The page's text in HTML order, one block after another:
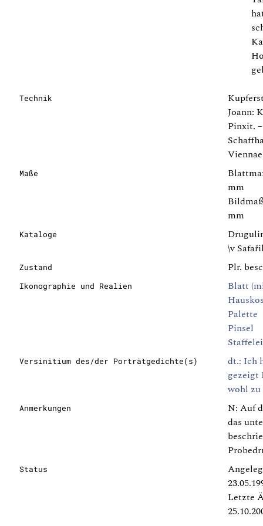
Technik
Joann:
Pinxit.
Maße
mm
mm
Kataloge
\v
Zustand Plr.
Ikonographie und Realien
Blatt
Palette
Pinsel
Staffelei
Versinitium des/der Porträtgedichte(s)
dt.: Ich
gezeigt
wohl
Anmerkungen
N: Auf
das
Status
Letzte